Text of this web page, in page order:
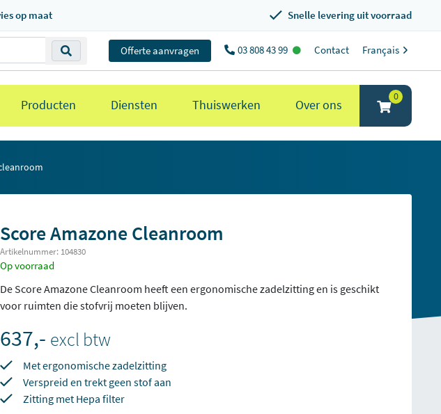
op maat Snelle levering uit voorraad
Offerte aanvragen 03 808 43 99 Contact Français
Producten Diensten Thuiswerken Over ons
0
Score Amazone Cleanroom
Artikelnummer: 104830
Op voorraad
De Score Amazone Cleanroom heeft een ergonomische zadelzitting en is geschikt
voor ruimten die stofvrij moeten blijven.
637,- excl btw
Met ergonomische zadelzitting
Verspreid en trekt geen stof aan
Zitting met Hepa filter